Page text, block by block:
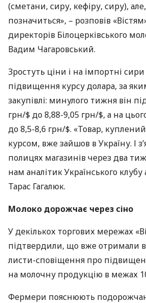
(сметани, сиру, кефіру, сиру),
позначиться», – розповів
директорів Білоцерківського
Вадим Чагаровський.
Зростуть ціни і на імпортні
підвищення курсу долара, за
закупівлі: минулого тижня він
грн/$ до 8,88-9,05 грн/$, а на
до 8,5-8,6 грн/$. «Товар,
курсом, вже зайшов в Україну. І
полицях магазинів через два
нам аналітик Українського клубу
Тарас Гагалюк.
Молоко дорожчає через сіно
У декількох торгових мережах
підтвердили, що вже отримали
листи-сповіщення про
на молочну продукцію в межах
Фермери пояснюють